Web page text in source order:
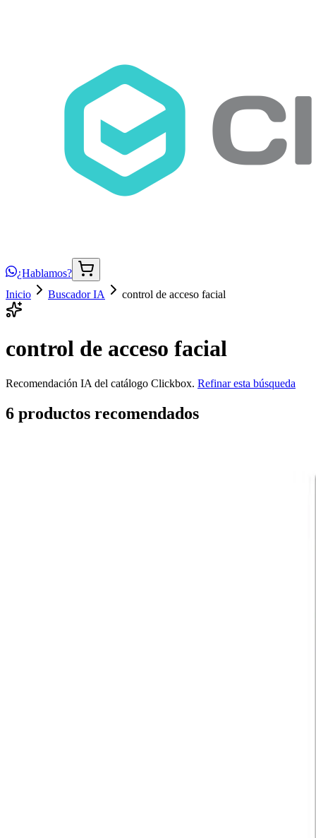
¿Hablamos?
Inicio
Buscador IA control de acceso facial
control de acceso facial
Recomendación IA del catálogo Clickbox. Refinar esta búsqueda
6 productos recomendados